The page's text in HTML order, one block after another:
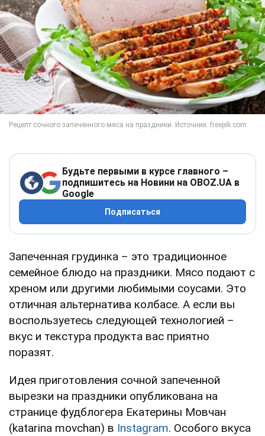
Будьте первыми в курсе главного –
подпишитесь на Новини на OBOZ.UA в
Google
Подписаться
Запеченная грудинка – это традиционное
семейное блюдо на праздники. Мясо подают с
хреном или другими любимыми соусами. Это
отличная альтернатива колбасе. А если вы
воспользуетесь следующей технологией –
вкус и текстура продукта вас приятно
поразят.
Идея приготовления сочной запеченной
вырезки на праздники опубликована на
странице фудблогера Екатерины Мовчан
(katarina movchan) в Instagram. Особого вкуса